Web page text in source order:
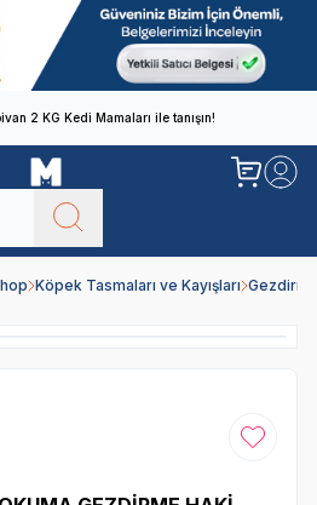
2 KG Kedi Mamaları ile tanışın!
Köpek Tasmaları ve Kayışları
Favoriye